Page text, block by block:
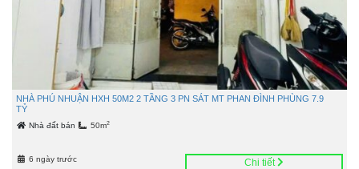
NHÀ PHÚ NHUẬN HXH 50M2 2 TẦNG 3 PN SÁT MT PHAN ĐÌNH PHÙNG 7.9
TỶ
Nhà đất bán 50m2
6 ngày trước Chi tiết